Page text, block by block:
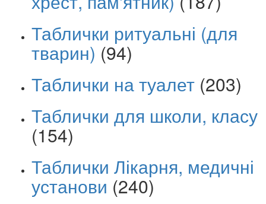
Таблички ритуальні (для
тварин) (94)
Таблички на туалет (203)
Таблички для школи, класу
(154)
Таблички Лікарня, медичні
установи (240)